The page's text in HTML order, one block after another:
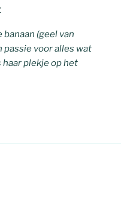
(geel van
passie voor alles wat
plekje op het